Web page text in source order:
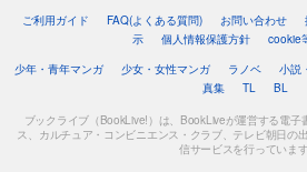
ご利用ガイド FAQ(よくある質問) お問い合わせ
示
個人情報保護方針
cookie
少年・青年マンガ
少女・女性マンガ ラノベ 小説
真集
TL BL
ブックライブ（BookLive!）は、BookLiveが運営する電子
ス、カルチュア・コンビニエンス・クラブ、テレビ朝日の
信サービスを行っています